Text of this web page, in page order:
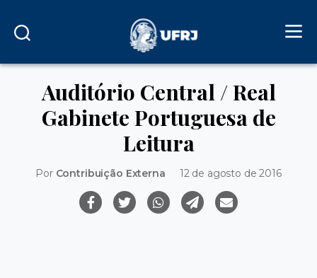
Auditório Central / Real
Gabinete Portuguesa de
Leitura
Por Contribuição Externa 12 de agosto de 2016